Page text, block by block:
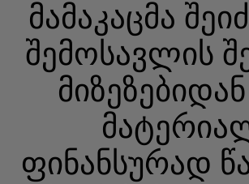
მამაკაცმა
შემოსავლის
ფინანსურად